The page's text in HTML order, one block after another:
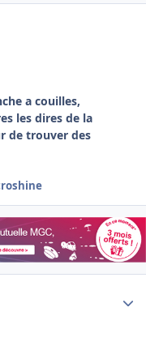
a couilles,
les dires de la
de trouver des